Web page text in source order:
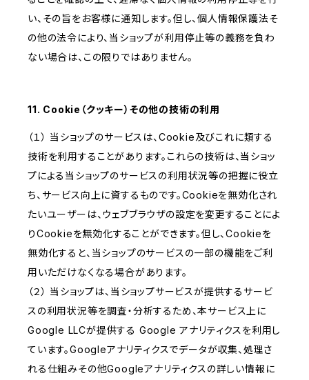
い、その旨をお客様に通知します。但し、個人情報保護法そ
の他の法令により、当ショップが利用停止等の義務を負わ
ない場合は、この限りではありません。
11. Cookie（クッキー）その他の技術の利用
（１） 当ショップのサービスは、Cookie及びこれに類する
技術を利用することがあります。これらの技術は、当ショッ
プによる当ショップのサービスの利用状況等の把握に役立
ち、サービス向上に資するものです。Cookieを無効化され
たいユーザーは、ウェブブラウザの設定を変更することによ
りCookieを無効化することができます。但し、Cookieを
無効化すると、当ショップのサービスの一部の機能をご利
用いただけなくなる場合があります。
（２） 当ショップは、当ショップサービスが提供するサービ
スの利用状況等を調査・分析するため、本サービス上に
Google LLCが提供する Google アナリティクスを利用し
ています。Googleアナリティクスでデータが収集、処理さ
れる仕組みその他Googleアナリティクスの詳しい情報に